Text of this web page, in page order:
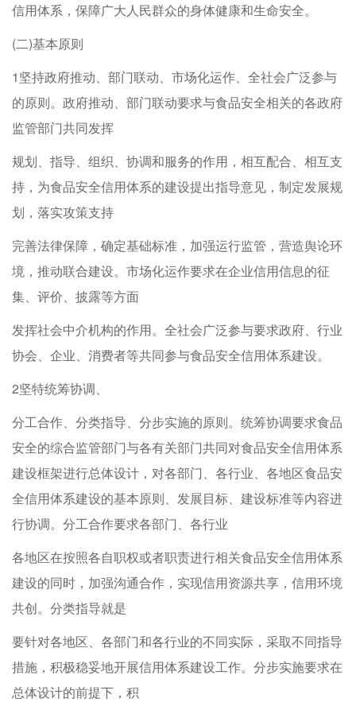
信用体系，保障广大人民群众的身体健康和生命安全。
(二)基本原则
1坚持政府推动、部门联动、市场化运作、全社会广泛参与
的原则。政府推动、部门联动要求与食品安全相关的各政府
监管部门共同发挥
规划、指导、组织、协调和服务的作用，相互配合、相互支
持，为食品安全信用体系的建设提出指导意见，制定发展规
划，落实攻策支持
完善法律保障，确定基础标准，加强运行监管，营造舆论环
境，推动联合建设。市场化运作要求在企业信用信息的征
集、评价、披露等方面
发挥社会中介机构的作用。全社会广泛参与要求政府、行业
协会、企业、消费者等共同参与食品安全信用体系建设。
2坚特统筹协调、
分工合作、分类指导、分步实施的原则。统筹协调要求食品
安全的综合监管部门与各有关部门共同对食品安全信用体系
建设框架进行总体设计，对各部门、各行业、各地区食品安
全信用体系建设的基本原则、发展目标、建设标准等内容进
行协调。分工合作要求各部门、各行业
各地区在按照各自职权或者职责进行相关食品安全信用体系
建设的同时，加强沟通合作，实现信用资源共享，信用环境
共创。分类指导就是
要针对各地区、各部门和各行业的不同实际，采取不同指导
措施，积极稳妥地开展信用体系建设工作。分步实施要求在
总体设计的前提下，积